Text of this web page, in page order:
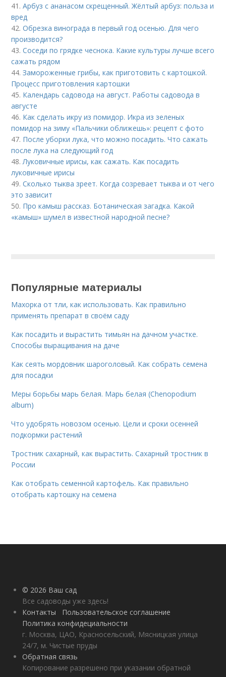
41.Арбуз с ананасом скрещенный. Жёлтый арбуз: польза и
вред
42.Обрезка винограда в первый год осенью. Для чего
производится?
43.Соседи по грядке чеснока. Какие культуры лучше всего
сажать рядом
44.Замороженные грибы, как приготовить с картошкой.
Процесс приготовления картошки
45. Календарь садовода на август. Работы садовода в
августе
46. Как сделать икру из помидор. Икра из зеленых
помидор на зиму «Пальчики оближешь»: рецепт с фото
47. После уборки лука, что можно посадить. Что сажать
после лука на следующий год
48. Луковичные ирисы, как сажать. Как посадить
луковичные ирисы
49.Сколько тыква зреет. Когда созревает тыква и от чего
это зависит
50. Про камыш рассказ. Ботаническая загадка. Какой
«камыш» шумел в известной народной песне?
Популярные материалы
Махорка от тли, как использовать. Как правильно
применять препарат в своём саду
Как посадить и вырастить тимьян на дачном участке.
Способы выращивания на даче
Как сеять мордовник шароголовый. Как собрать семена
для посадки
Меры борьбы марь белая. Марь белая (Chenopodium
album)
Что удобрять новозом осенью. Цели и сроки осенней
подкормки растений
Тростник сахарный, как вырастить. Сахарный тростник в
России
Как отобрать семенной картофель. Как правильно
отобрать картошку на семена
© 2026 Ваш сад
Все садоводы уже здесь!
Контакты
Пользовательское соглашение
Политика конфидециальности
г. Москва, ЦАО, Красносельский, Мясницкая улица
24/7, м. Чистые пруды
Обратная связь
Копирование разрешено при указании обратной